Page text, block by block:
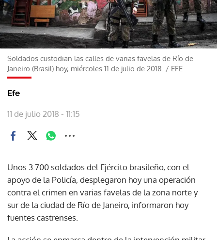
Soldados custodian las calles de varias favelas de Río de
Janeiro (Brasil) hoy, miércoles 11 de julio de 2018. / EFE
Efe
11 de julio 2018 - 11:15
Unos 3.700 soldados del Ejército brasileño, con el
apoyo de la Policía, desplegaron hoy una operación
contra el crimen en varias favelas de la zona norte y
sur de la ciudad de Río de Janeiro, informaron hoy
fuentes castrenses.